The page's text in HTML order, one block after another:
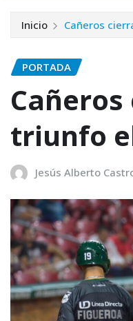
Inicio Cañeros
PORTADA
triunfo
Jesús Alberto